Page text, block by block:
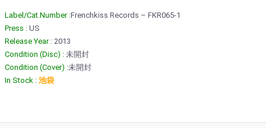
Label/Cat.Number :Frenchkiss Records – FKR065-1
Press : US
Release Year : 2013
Condition (Disc) : 未開封
Condition (Cover) :未開封
In Stock : 池袋